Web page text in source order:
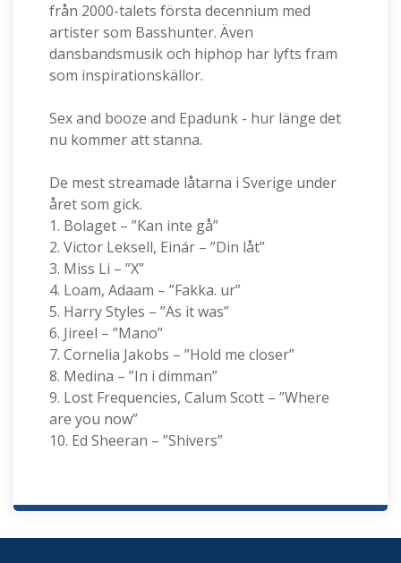
från 2000-talets första decennium med
artister som Basshunter. Även
dansbandsmusik och hiphop har lyfts fram
som inspirationskällor.
Sex and booze and Epadunk - hur länge det
nu kommer att stanna.
De mest streamade låtarna i Sverige under
året som gick.
1. Bolaget – ”Kan inte gå”
2. Victor Leksell, Einár – ”Din låt”
3. Miss Li – ”X”
4. Loam, Adaam – ”Fakka. ur”
5. Harry Styles – ”As it was”
6. Jireel – ”Mano”
7. Cornelia Jakobs – ”Hold me closer”
8. Medina – ”In i dimman”
9. Lost Frequencies, Calum Scott – ”Where
are you now”
10. Ed Sheeran – ”Shivers”